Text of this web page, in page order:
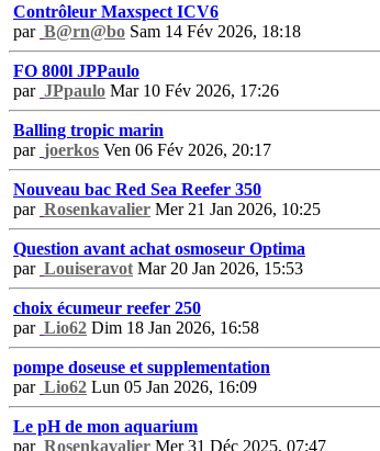
Contrôleur Maxspect ICV6
par B@rn@bo Sam 14 Fév 2026, 18:18
FO 800l JPPaulo
par JPpaulo Mar 10 Fév 2026, 17:26
Balling tropic marin
par joerkos Ven 06 Fév 2026, 20:17
Nouveau bac Red Sea Reefer 350
par Rosenkavalier Mer 21 Jan 2026, 10:25
Question avant achat osmoseur Optima
par Louiseravot Mar 20 Jan 2026, 15:53
choix écumeur reefer 250
par Lio62 Dim 18 Jan 2026, 16:58
pompe doseuse et supplementation
par Lio62 Lun 05 Jan 2026, 16:09
Le pH de mon aquarium
par Rosenkavalier Mer 31 Déc 2025, 07:47